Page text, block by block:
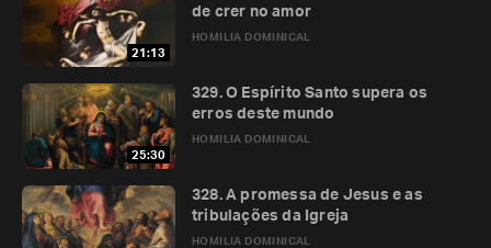
21:13
HOMILIA DOMINICAL
de crer no amor
25:30
HOMILIA DOMINICAL
329. O Espírito Santo supera os
erros deste mundo
HOMILIA DOMINICAL
328. A promessa de Jesus e as
tribulações da Igreja